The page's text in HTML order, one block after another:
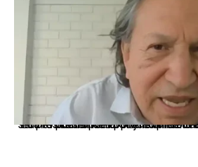
La presidenta Keiko Fujimori informó que la solicitud de indulto presentada por el expresidente Alejandro Toledo será evaluada por la Comisión